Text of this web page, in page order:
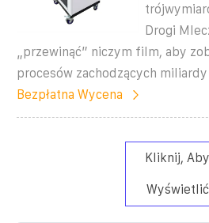
Drogi
„przewinąć” niczym film, aby
procesów zachodzących
Bezpłatna Wycena
Kliknij, Aby
Wyświetlić